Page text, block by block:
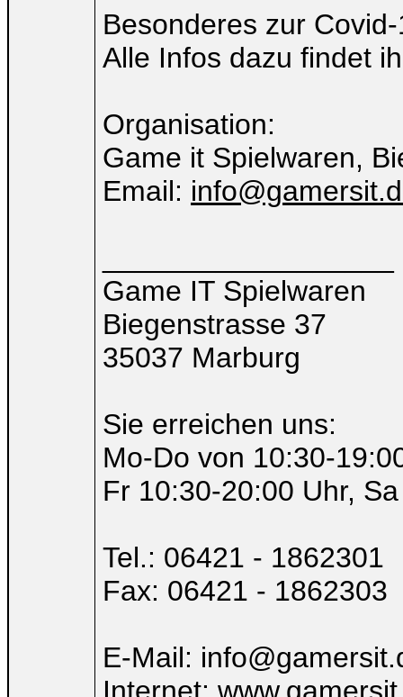
Besonderes zur
Alle Infos dazu findet
Organisation:
Game it Spielwaren,
Email:
Game IT Spielwaren
Biegenstrasse 37
35037 Marburg
Sie erreichen uns:
Mo-Do von 10:30-
Fr 10:30-20:00 Uhr,
Tel.: 06421 - 1862301
Fax: 06421 - 1862303
E-Mail: